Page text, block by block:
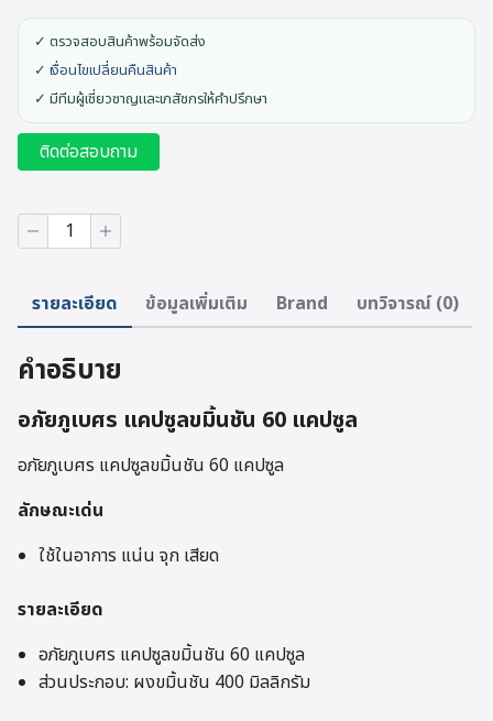
✓ ตรวจสอบสินค้าพร้อมจัดส่ง
✓ เงื่อนไขเปลี่ยนคืนสินค้า
✓ มีทีมผู้เชี่ยวชาญและเภสัชกรให้คำปรึกษา
ติดต่อสอบถาม
จำนวน
อภัย
แคปซูล
ขมิ้น
ชิ้น
รายละเอียด ข้อมูลเพิ่มเติม Brand บทวิจารณ์ (0)
คำอธิบาย
อภัยภูเบศร แคปซูลขมิ้นชัน 60 แคปซูล
อภัยภูเบศร แคปซูลขมิ้นชัน 60 แคปซูล
ลักษณะเด่น
ใช้ในอาการ แน่น จุก เสียด
รายละเอียด
อภัยภูเบศร แคปซูลขมิ้นชัน 60 แคปซูล
ส่วนประกอบ: ผงขมิ้นชัน 400 มิลลิกรัม